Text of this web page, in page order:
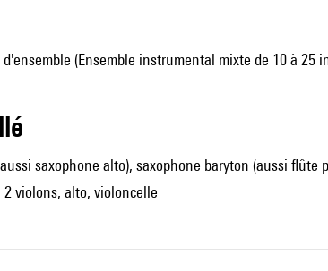
(Ensemble instrumental mixte de 10 à 25
saxophone alto), saxophone baryton (aussi
violons, alto, violoncelle